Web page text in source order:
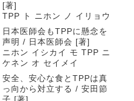
[著]
TPP ト ニホン ノ イリョウ
日本医師会もTPPに懸念を
声明 / 日本医師会 [著]
ニホン イシカイ モ TPP ニ
ケネン オ セイメイ
安全、安心な食とTPPは真
っ向から対立する / 安田節